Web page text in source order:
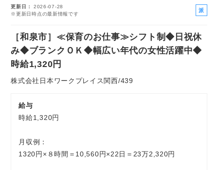
求人を探す
お気軽にご相談ください
更新日
2026-07-28
※更新日時点の最新情報です
派
社
員
［和泉市］≪保育のお仕事≫シフト制◆日祝休
み◆ブランクＯＫ◆幅広い年代の女性活躍中◆
時給1,320円
株式会社日本ワークプレイス関西/439
給与
時給1,320円
月収例：
1320円×８時間＝10,560円×22日＝23万2,320円